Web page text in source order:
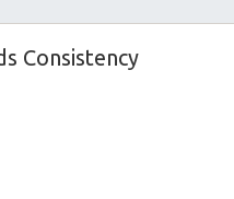
Consistency